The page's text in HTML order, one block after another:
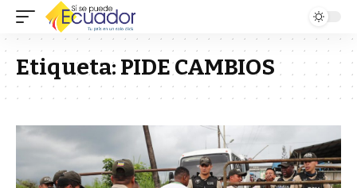
Etiqueta: PIDE CAMBIOS